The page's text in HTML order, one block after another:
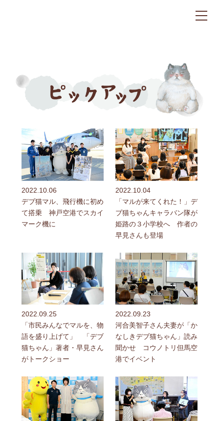
2022.10.06
デブ猫マル、飛行機に初め
て搭乗 神戸空港でスカイ
マーク機に
2022.10.04
「マルが来てくれた！」デ
ブ猫ちゃんキャラバン隊が
姫路の３小学校へ 作者の
早見さんも登場
2022.09.25
「市民みんなでマルを、物
語を盛り上げて」 「デブ
猫ちゃん」著者・早見さん
がトークショー
2022.09.23
河合美智子さん夫妻が「か
なしきデブ猫ちゃん」読み
聞かせ コウノトリ但馬空
港でイベント